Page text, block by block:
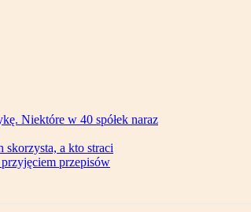
Niektóre w 40 spółek naraz
a kto straci
przepisów